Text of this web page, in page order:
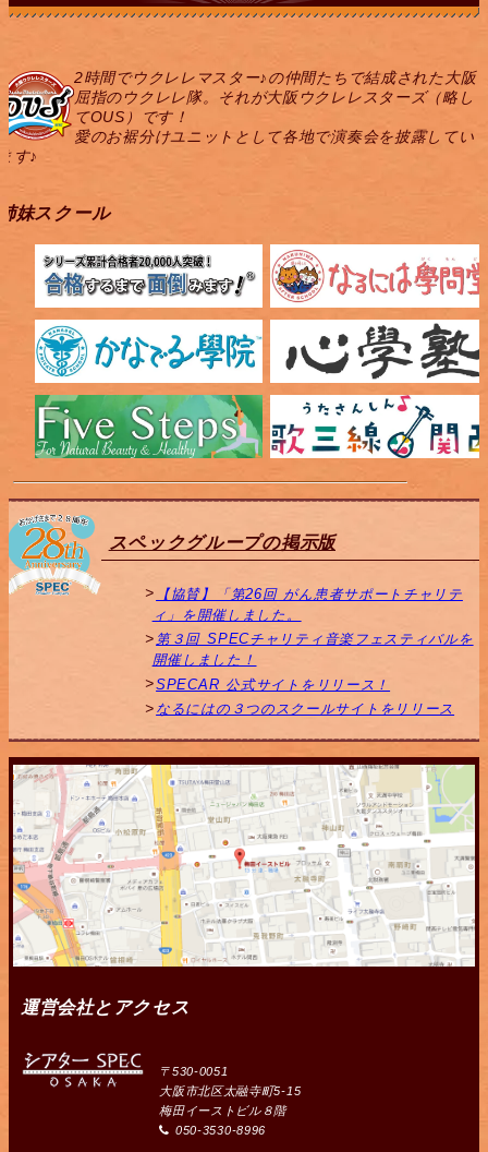
2時間でウクレレマスター♪の仲間たちで結成された大阪
屈指のウクレレ隊。それが大阪ウクレレスターズ（略し
てOUS）です！
愛のお裾分けユニットとして各地で演奏会を披露してい
す♪
妹スクール
スペックグループの掲示版
【協賛】「第26回 がん患者サポートチャリテ
ィ」を開催しました。
第３回 SPECチャリティ音楽フェスティバルを
開催しました！
SPECAR 公式サイトをリリース！
なるにはの３つのスクールサイトをリリース
運営会社とアクセス
〒530-0051
大阪市北区太融寺町5-15
梅田イーストビル８階
050-3530-8996